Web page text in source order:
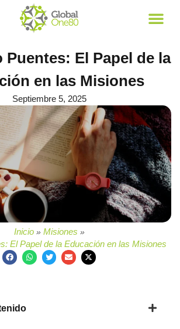
Puentes: El Papel de la
en las Misiones
Septiembre 5, 2025
Inicio » Misiones »
El Papel de la Educación en las Misiones